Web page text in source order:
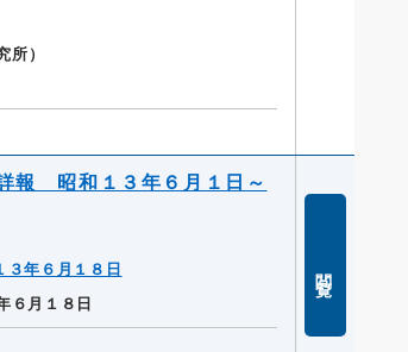
）
報 昭和１３年６月１日～
年６月１８日
６月１８日